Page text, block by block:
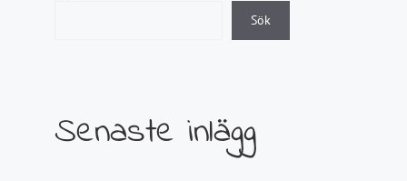
Sök
Senaste inlägg